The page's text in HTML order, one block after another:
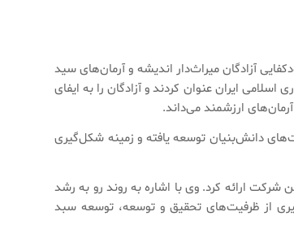
آزادگان میراث‌دار اندیشه و آرمان‌های سید
ایران عنوان کردند و آزادگان را به ایفای
ارزشمند می‌داند.
دانش‌بنیان توسعه یافته و زمینه شکل‌گیری
ارائه کرد. وی با اشاره به روند رو به رشد
از ظرفیت‌های تحقیق و توسعه، توسعه سبد